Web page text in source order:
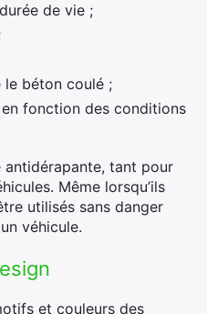
de vie ;
le béton coulé ;
fonction des conditions
antidérapante, tant pour
Même lorsqu’ils
utilisés sans danger
véhicule.
et couleurs des